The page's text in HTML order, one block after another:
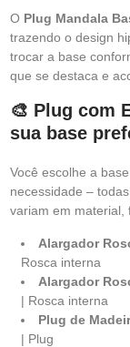
O Plug Mandala
trazendo o design
trocar a base
que se destaca e
🎨 Plug com
sua base
Você escolhe a
necessidade –
variam em material,
Alargador
Rosca interna
Alargador
| Rosca interna
Plug de
| Plug